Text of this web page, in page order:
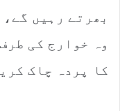
بھرتے رہیں
وہ خوارج کی
کا پردہ چاک